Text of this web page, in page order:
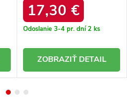
17,30 €
Odoslanie 3-4 pr. dní2 ks
DETAIL